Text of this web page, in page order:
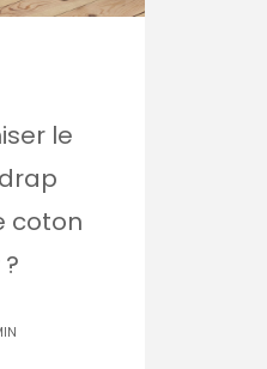
le
coton